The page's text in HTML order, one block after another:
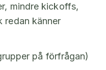
mindre kickoffs,
redan känner
på förfrågan)